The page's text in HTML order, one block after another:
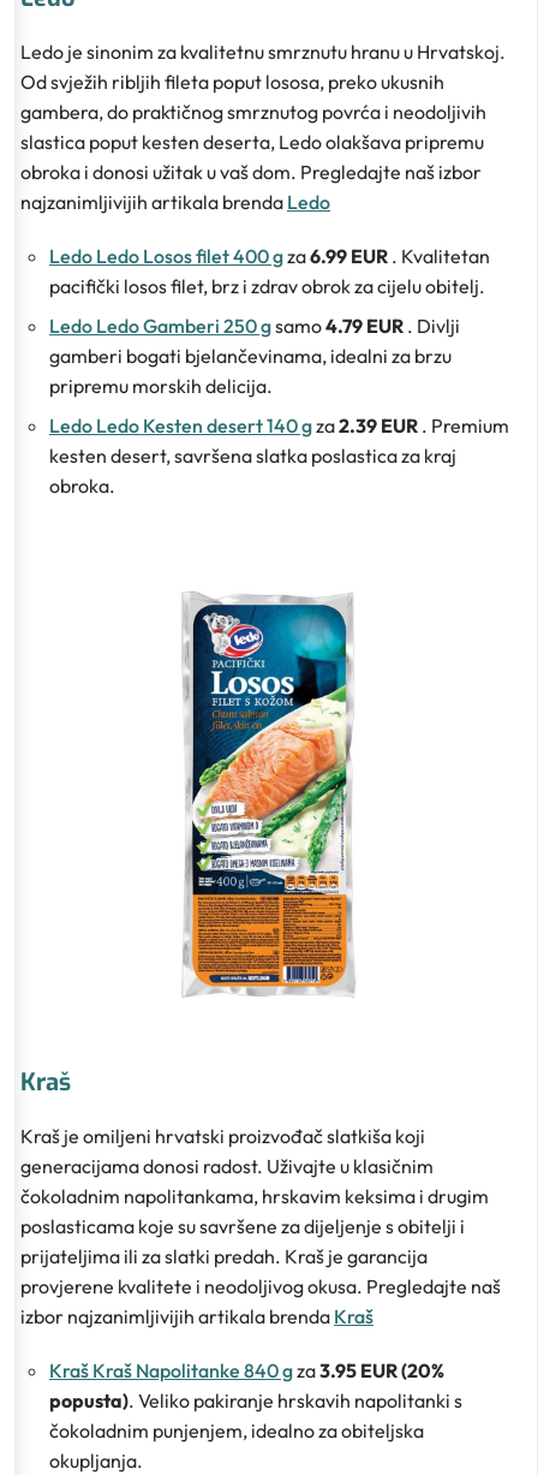
Ledo je sinonim za kvalitetnu smrznutu hranu u Hrvatskoj.
Od svježih ribljih fileta poput lososa, preko ukusnih
gambera, do praktičnog smrznutog povrća i neodoljivih
slastica poput kesten deserta, Ledo olakšava pripremu
obroka i donosi užitak u vaš dom. Pregledajte naš izbor
najzanimljivijih artikala brenda Ledo
Ledo Ledo Losos filet 400 gza6.99 EUR . Kvalitetan
pacifički losos filet, brz i zdrav obrok za cijelu obitelj.
Ledo Ledo Gamberi 250 gsamo4.79 EUR . Divlji
gamberi bogati bjelančevinama, idealni za brzu
pripremu morskih delicija.
Ledo Ledo Kesten desert 140 gza2.39 EUR . Premium
kesten desert, savršena slatka poslastica za kraj
obroka.
Kraš
Kraš je omiljeni hrvatski proizvođač slatkiša koji
generacijama donosi radost. Uživajte u klasičnim
čokoladnim napolitankama, hrskavim keksima i drugim
poslasticama koje su savršene za dijeljenje s obitelji i
prijateljima ili za slatki predah. Kraš je garancija
provjerene kvalitete i neodoljivog okusa. Pregledajte naš
izbor najzanimljivijih artikala brenda Kraš
Kraš Kraš Napolitanke 840 gza3.95 EUR (20%
popusta). Veliko pakiranje hrskavih napolitanki s
čokoladnim punjenjem, idealno za obiteljska
okupljanja.